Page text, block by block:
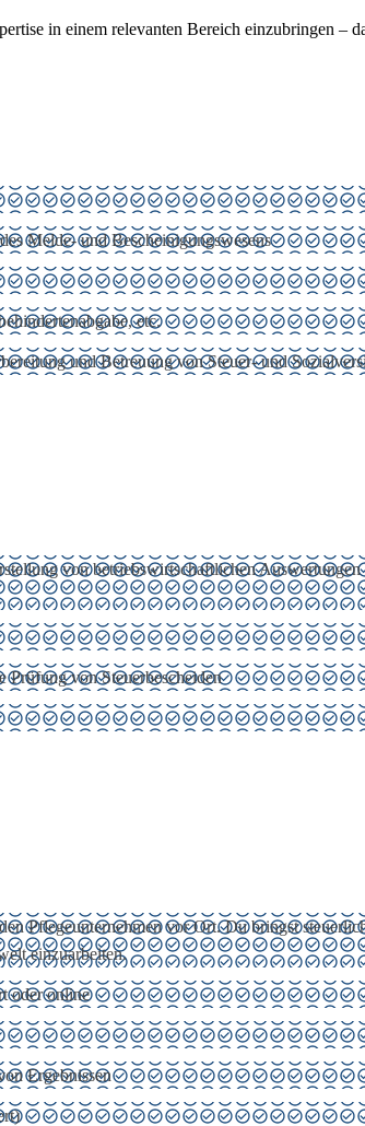
in einem relevanten Bereich einzubringen –
Melde- und Bescheinigungswesens
etc.
und Betreuung von Steuer- und
von betriebswirtschaftlichen
Prüfung von Steuerbescheiden
Pflegeunternehmen vor Ort. Du bringst
einzuarbeiten.
oder online
Ergebnissen